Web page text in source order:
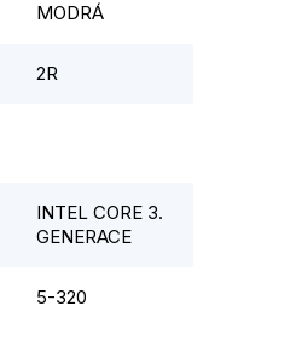
MODRÁ
2R
INTEL CORE 3.
GENERACE
5-320